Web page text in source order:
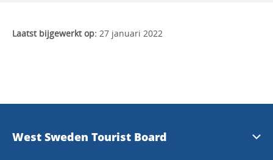
Laatst bijgewerkt op: 27 januari 2022
West Sweden Tourist Board